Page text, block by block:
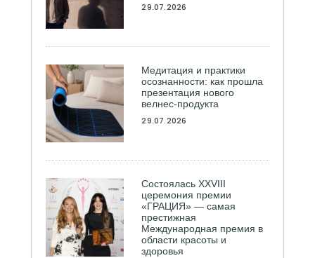
29.07.2026
Медитация и практики
осознанности: как прошла
презентация нового
велнес-продукта
29.07.2026
Состоялась ХXVIII
церемония премии
«ГРАЦИЯ» — самая
престижная
Международная премия в
области красоты и
здоровья